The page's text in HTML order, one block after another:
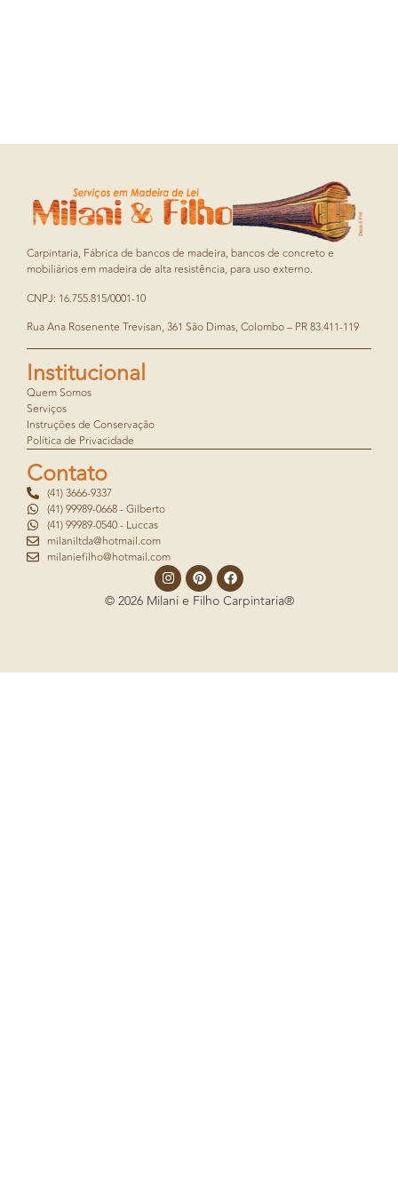
Carpintaria, Fábrica de bancos de madeira, bancos de concreto e
mobiliários em madeira de alta resistência, para uso externo.
CNPJ: 16.755.815/0001-10
Rua Ana Rosenente Trevisan, 361 São Dimas, Colombo – PR 83.411-119
Institucional
Quem Somos
Serviços
Instruções de Conservação
Política de Privacidade
Contato
(41) 3666-9337
(41) 99989-0668 - Gilberto
(41) 99989-0540 - Luccas
milaniltda@hotmail.com
milaniefilho@hotmail.com
© 2026 Milani e Filho Carpintaria®